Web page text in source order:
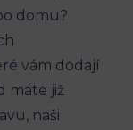
domu?
vám dodají
máte již
naši